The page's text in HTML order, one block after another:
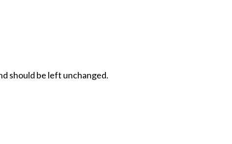
should be left unchanged.